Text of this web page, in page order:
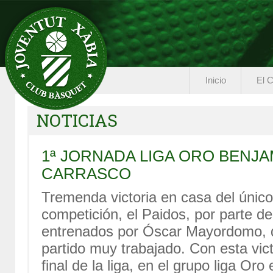
Inicio El
NOTICIAS
1ª JORNADA LIGA ORO
CARRASCO
Tremenda victoria en casa del
competición, el Paidos, por parte
entrenados por Óscar
partido muy trabajado. Con esta
final de la liga, en el grupo liga Oro